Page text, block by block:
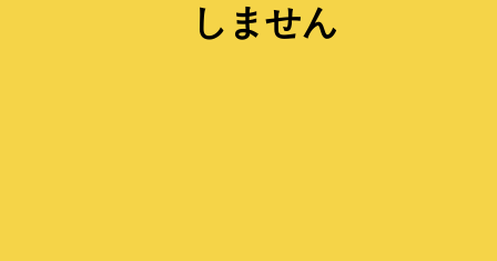
しません